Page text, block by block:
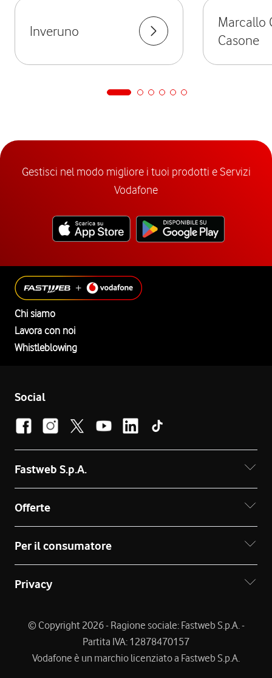
Inveruno
Marcallo
Casone
Gestisci nel modo migliore i tuoi prodotti e Servizi
Vodafone
Chi siamo
Lavora con noi
Whistleblowing
Social
Fastweb S.p.A.
Offerte
Per il consumatore
Privacy
© Copyright 2026 - Ragione sociale: Fastweb S.p.A. -
Partita IVA: 12878470157
Vodafone è un marchio licenziato a Fastweb S.p.A.